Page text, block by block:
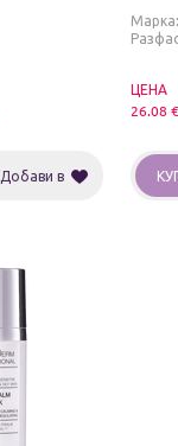
Добави в
Марка:
ЦЕНА
26.08 €